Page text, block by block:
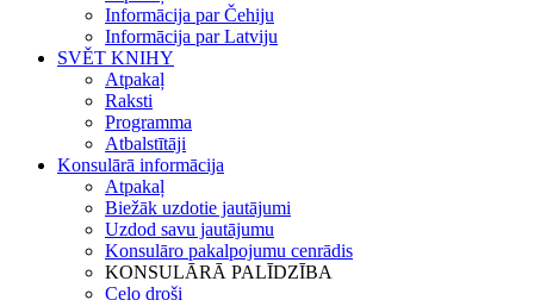
Informācija par Čehiju
Informācija par Latviju
SVĚT KNIHY
Atpakaļ
Raksti
Programma
Atbalstītāji
Konsulārā informācija
Atpakaļ
Biežāk uzdotie jautājumi
Uzdod savu jautājumu
Konsulāro pakalpojumu cenrādis
KONSULĀRĀ PALĪDZĪBA
Ceļo droši